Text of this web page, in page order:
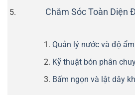
Chăm Sóc Toàn Diện
Quản lý nước và độ ẩm
Kỹ thuật bón phân
Bấm ngọn và lật dây